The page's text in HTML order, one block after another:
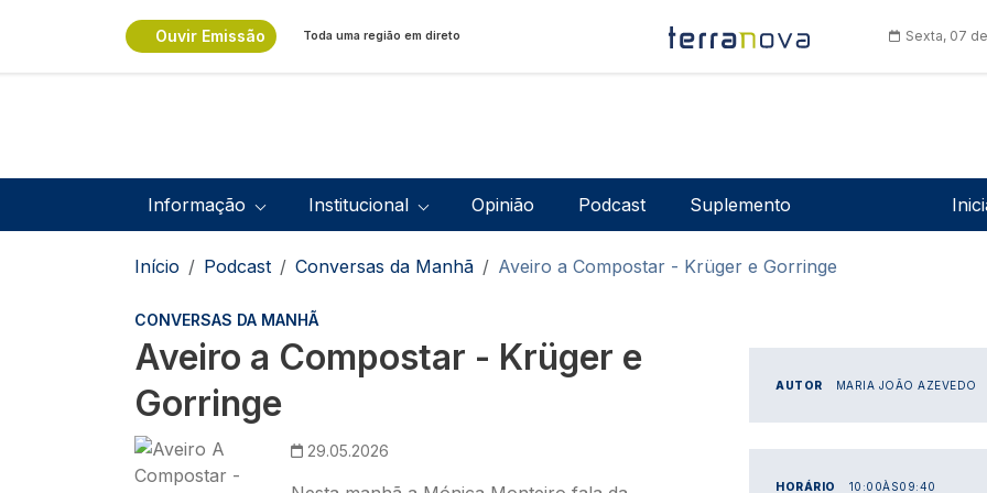
Ouvir Emissão Toda uma região em direto Sexta, 07
Navegação principal
Informação Institucional Opinião Podcast Suplemento
Navegação estrutural
Início Podcast Conversas da Manhã Aveiro a Compostar - Krüger e Gorringe
CONVERSAS DA MANHÃ
Aveiro a Compostar - Krüger e
Gorringe
Imagem 29.05.2026
AUTOR MARIA JOÃO AZEVEDO
HORÁRIO 10:00ÀS09:40